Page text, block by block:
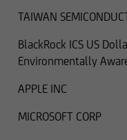
TAIWAN
BlackRock ICS US
Environmentally
APPLE INC
MICROSOFT CORP